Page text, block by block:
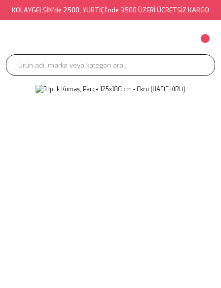
KOLAYGELSİN'de 2500, YURTİÇİ'nde 3500 ÜZERİ ÜCRETSİZ KARGO